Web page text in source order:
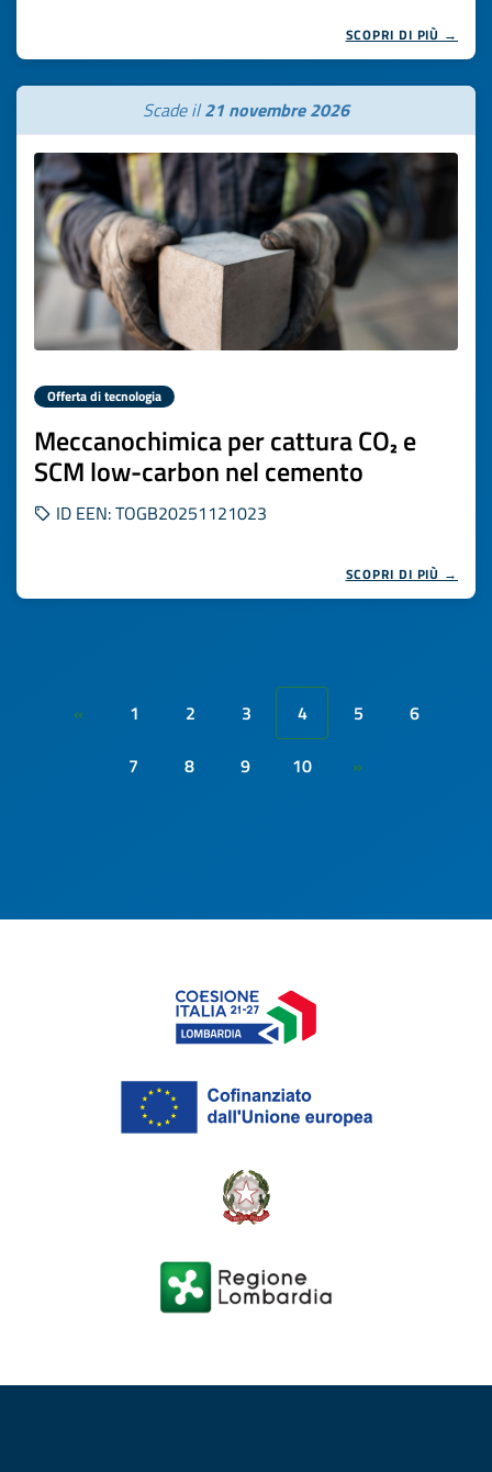
SCOPRI DI PIÙ →
Scade il21 novembre 2026
Offerta di tecnologia
Meccanochimica per cattura CO₂ e
SCM low-carbon nel cemento
ID EEN: TOGB20251121023
SCOPRI DI PIÙ →
« 1 2 3 4 5
6
7
8 9 10 »